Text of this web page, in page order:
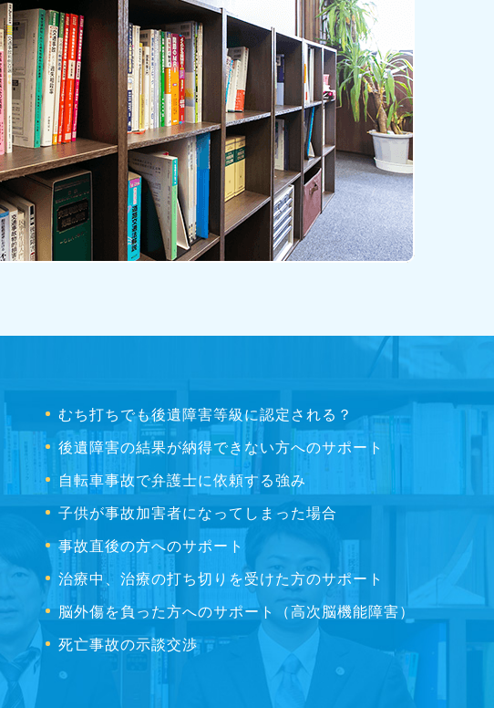
むち打ちでも後遺障害等級に認定される？
後遺障害の結果が納得できない方へのサポート
自転車事故で弁護士に依頼する強み
子供が事故加害者になってしまった場合
事故直後の方へのサポート
治療中、治療の打ち切りを受けた方のサポート
脳外傷を負った方へのサポート（高次脳機能障害）
死亡事故の示談交渉